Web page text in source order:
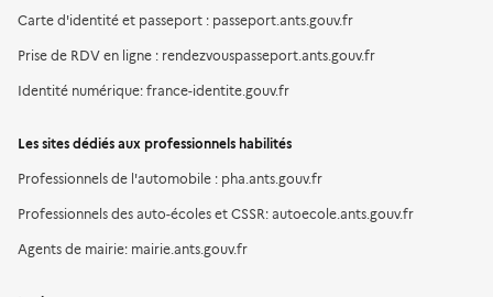
Carte d'identité et passeport : passeport.ants.gouv.fr
Prise de RDV en ligne : rendezvouspasseport.ants.gouv.fr
Identité numérique: france-identite.gouv.fr
Les sites dédiés aux professionnels habilités
Professionnels de l'automobile : pha.ants.gouv.fr
Professionnels des auto-écoles et CSSR: autoecole.ants.gouv.fr
Agents de mairie: mairie.ants.gouv.fr